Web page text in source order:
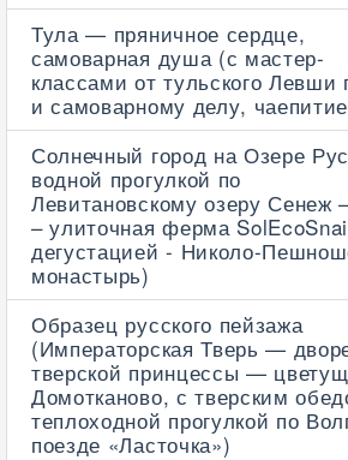
Тула — пряничное сердце,
самоварная душа (с мастер-
классами от тульского Левши
и самоварному делу,
Солнечный город на Озере
водной прогулкой по
Левитановскому озеру Сенеж
– улиточная ферма
дегустацией - Николо-
монастырь)
Образец русского пейзажа
(Императорская Тверь —
тверской принцессы —
Домотканово, с тверским
теплоходной прогулкой по
поезде «Ласточка»)